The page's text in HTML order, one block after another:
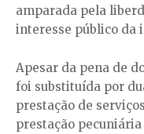
amparada pela
interesse público da
Apesar da pena de
foi substituída por
prestação de
prestação